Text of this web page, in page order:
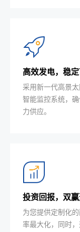
高效发电，稳
采用新一代高景
智能监控系统，
力供应。
投资回报，双
为您提供定制化
率最大化，同时